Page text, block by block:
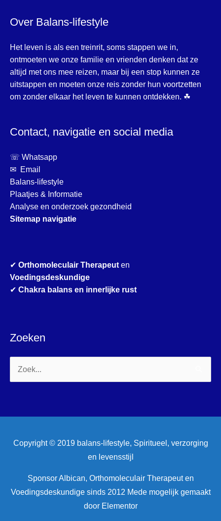
Over Balans-lifestyle
Het leven is als een treinrit, soms stappen we in,
ontmoeten we onze familie en vrienden denken dat ze
altijd met ons mee reizen, maar bij een stop kunnen ze
uitstappen en moeten onze reis zonder hun voortzetten
om zonder elkaar het leven te kunnen ontdekken. ☘
Contact, navigatie en social media
☏ Whatsapp
✉ Email
Balans-lifestyle
Plaatjes & Informatie
Analyse en onderzoek gezondheid
Sitemap navigatie
✔ Orthomoleculair Therapeuten
Voedingsdeskundige
✔ Chakra balans en innerlijke rust
Zoeken
Zoek
naar:
Copyright © 2019 balans-lifestyle, Spiritueel, verzorging
en levensstijl
Sponsor Albican, Orthomoleculair Therapeut en
Voedingsdeskundige sinds 2012 Mede mogelijk gemaakt
door Elementor